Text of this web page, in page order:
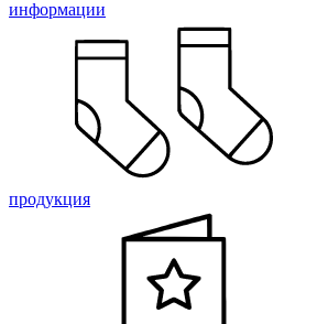
информации
продукция